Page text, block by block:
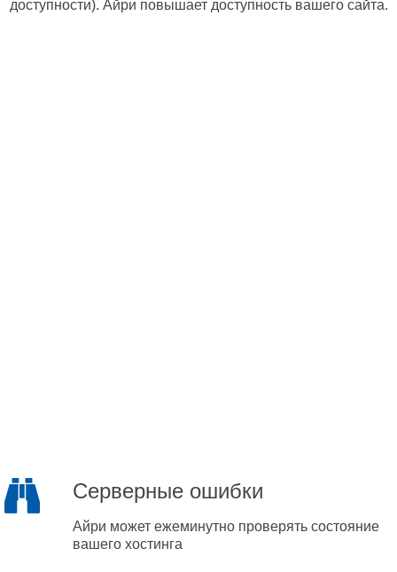
доступности). Айри повышает доступность вашего сайта.
Серверные ошибки
Айри может ежеминутно проверять состояние
вашего хостинга